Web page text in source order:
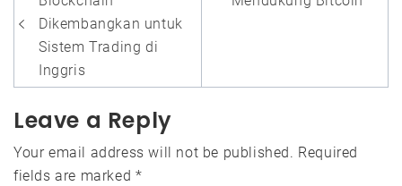
Dikembangkan untuk
Sistem Trading di
Inggris
Leave a Reply
Your email address will not be published. Required
fields are marked *